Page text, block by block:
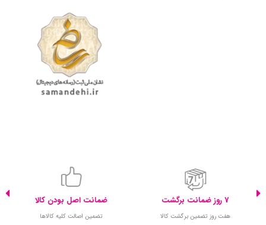
7 روز ضمانت برگشت
هفت روز تضمین برگشت کالا
ضمانت اصل بودن کالا
تضمین اصالت کلیه کالاها